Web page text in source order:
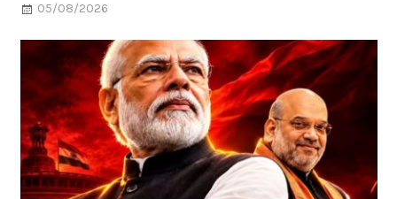
05/08/2026